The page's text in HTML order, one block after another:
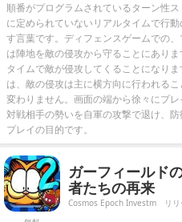
順番がプログラムされているターン性
に定められていないリアルタイムで行
す言葉です。ディフェンスゲームでの
は陣地を敵の侵攻から守ることにあり
タイムで敵が侵攻してくることになり
は、敵の侵攻は主に横方向に行われる
変わりません。画面の端から徐々にプ
対戦相手の勢いを自軍の攻撃で退け、
プレイの目的です。
ガーフィールド
者たちの再来
Cosmos Epoch Investm リ